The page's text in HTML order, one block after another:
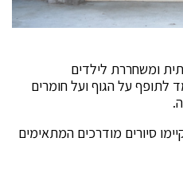
ומשחררת לילדים
לתופף על הגוף ועל חומרים
סיורים מודרכים המתאימים